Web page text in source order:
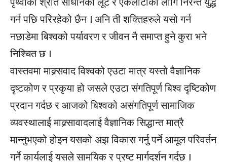
गर्न पछि परिेरहेको छैन । अनि ती शक्तिहरुले यसो गर्न
नछाडेमा बिश्वको पर्यावरण र जीवन नै समाप्त हुने कुरा भने
निश्चित छ ।
वास्तवमा माक्र्सवाद विश्वको एउटा मात्र यस्तो वैज्ञानिक
दृष्टकोण र प्रकृया हो जसले एउटा संगतिपूर्ण बिश्व दृष्टिकोण
प्रदान गर्दछ र आजको बिश्वको असंगतिपूर्ण सामाजिक
व्यवस्थालाई माक्र्सावादलाई वैज्ञानिक सिद्धान्त मात्रै
मान्नुभएको होइन यसको अझ विकास गर्नु पर्ने आमूल परिवर्तन
गर्ने कार्यलाई यसले सामयिक र प्रष्ट मार्गदर्शन गर्दछ ।